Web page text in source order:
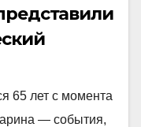
65 лет с момента
— события,